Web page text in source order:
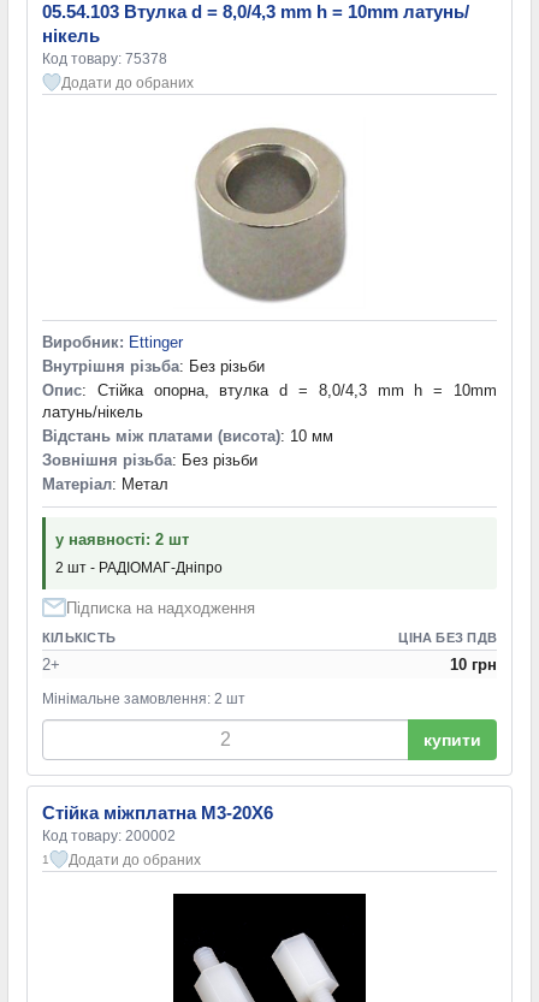
05.54.103 Втулка d = 8,0/4,3 mm h = 10mm латунь/
нікель
Код товару: 75378
Додати до обраних
Виробник: Ettinger
Внутрішня різьба: Без різьби
Опис: Стійка опорна, втулка d = 8,0/4,3 mm h = 10mm
латунь/нікель
Відстань між платами (висота): 10 мм
Зовнішня різьба: Без різьби
Матеріал: Метал
у наявності: 2 шт
2 шт - РАДІОМАГ-Дніпро
Підписка на надходження
КІЛЬКІСТЬ ЦІНА БЕЗ ПДВ
2+ 10 грн
Мінімальне замовлення: 2 шт
купити
Стійка міжплатна M3-20X6
Код товару: 200002
1 Додати до обраних